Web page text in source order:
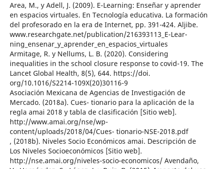
Area, M., y Adell, J. (2009). E-Learning: Enseñar y aprender
en espacios virtuales. En Tecnología educativa. La formación
del profesorado en la era de Internet, pp. 391-424. Aljibe.
www.researchgate.net/publication/216393113_E-Lear-
ning_ensenar_y_aprender_en_espacios_virtuales
Armitage, R. y Nellums, L. B. (2020). Considering
inequalities in the school closure response to covid-19. The
Lancet Global Health, 8(5), 644. https://doi.
org/10.1016/S2214-109X(20)30116-9
Asociación Mexicana de Agencias de Investigación de
Mercado. (2018a). Cues- tionario para la aplicación de la
regla amai 2018 y tabla de clasificación [Sitio web].
http://www.amai.org/nse/wp-
content/uploads/2018/04/Cues- tionario-NSE-2018.pdf
, (2018b). Niveles Socio Económicos amai. Descripción de
Los Niveles Socioeconómicos [Sitio web].
http://nse.amai.org/niveles-socio-economicos/ Avendaño,